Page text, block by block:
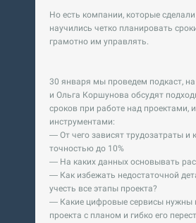
Но есть компании, которые
научились четко планировать
грамотно им управлять.
30 января мы проведем подкаст,
и Ольга Коршунова обсудят
сроков при работе над
инструментами:
— От чего зависят трудозатраты и
точностью до 10%
— На каких данных основывать
— Как избежать недостаточной
учесть все этапы проекта?
— Какие цифровые сервисы нужны
проекта с планом и гибко его